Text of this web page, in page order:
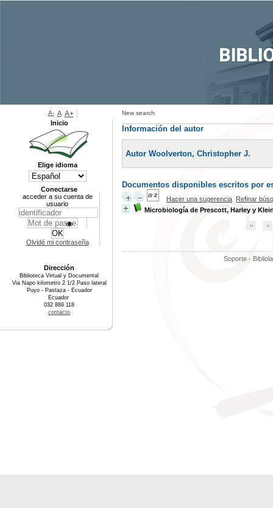
New search
Información del autor
Autor Woolverton, Christopher J.
Documentos disponibles escritos por
Hacer una sugerencia Refinar
Microbiología de Prescott, Harley y
Soporte -
A- A A+
Inicio
Elige idioma
Conectarse
acceder a su cuenta de
usuario
Olvidé mi contraseña
Dirección
Biblioteca Virtual y Documental
Via Napo kilometro 2 1/2 Paso lateral
Puyo - Pastaza - Ecuador
Ecuador
032 889 118
contacto